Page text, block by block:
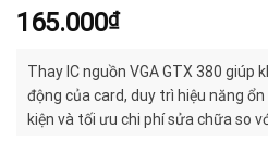
165.000₫
Thay IC nguồn VGA GTX 380 giúp
động của card, duy trì hiệu năng
kiện và tối ưu chi phí sửa chữa so